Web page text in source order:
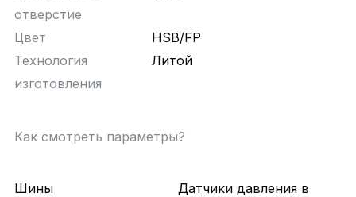
отверстие
Цвет
HSB/FP
Технология
изготовления
Литой
Как смотреть параметры?
Шины
Датчики давления в